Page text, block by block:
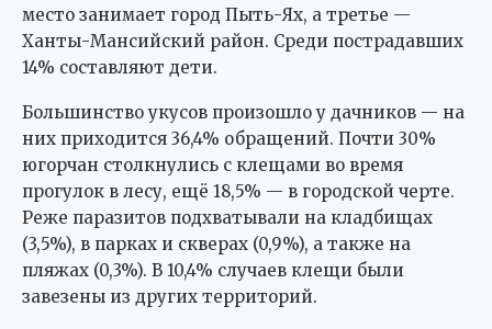
место занимает город Пыть-Ях, а третье —
Ханты-Мансийский район. Среди пострадавших
14% составляют дети.
Большинство укусов произошло у дачников — на
них приходится 36,4% обращений. Почти 30%
югорчан столкнулись с клещами во время
прогулок в лесу, ещё 18,5% — в городской черте.
Реже паразитов подхватывали на кладбищах
(3,5%), в парках и скверах (0,9%), а также на
пляжах (0,3%). В 10,4% случаев клещи были
завезены из других территорий.